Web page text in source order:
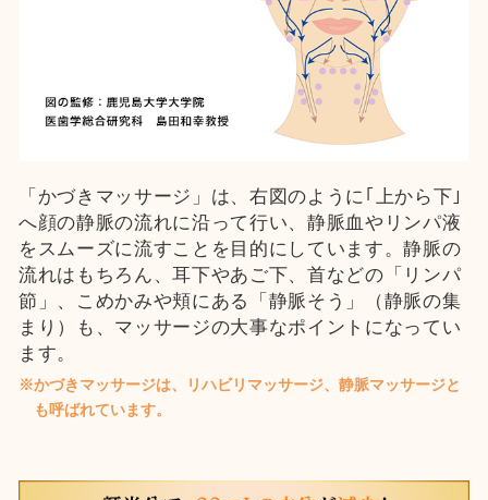
「かづきマッサージ」は、右図のように｢上から下｣
へ顔の静脈の流れに沿って行い、静脈血やリンパ液
をスムーズに流すことを目的にしています。静脈の
流れはもちろん、耳下やあご下、首などの「リンパ
節」、こめかみや頬にある「静脈そう」（静脈の集
まり）も、マッサージの大事なポイントになってい
ます。
※かづきマッサージは、リハビリマッサージ、静脈マッサージと
も呼ばれています。